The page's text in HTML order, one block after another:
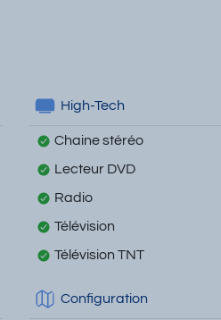
High-Tech
Chaine stéréo
Lecteur DVD
Radio
Télévision
Télévision TNT
Configuration